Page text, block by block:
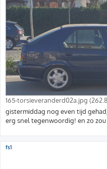
165-torsieveranderd02a.jpg
gistermiddag nog even tijd
erg snel tegenwoordig! en zo
fs1